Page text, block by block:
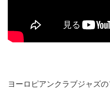
ヨーロピアンクラブジャズの